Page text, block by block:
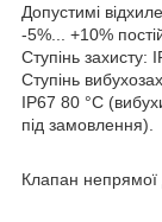
Допустимі
-5%... +10%
Ступінь захисту:
Ступінь
IP67 80 °C
під замовлення).
Клапан непрямої